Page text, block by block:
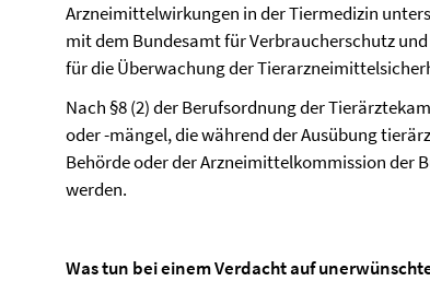
Arzneimittelwirkungen in der Tiermedizin
mit dem Bundesamt für Verbraucherschutz
für die Überwachung der
Nach §8 (2) der Berufsordnung der
oder -mängel, die während der Ausübung
Behörde oder der Arzneimittelkommission
werden.
Was tun bei einem Verdacht auf